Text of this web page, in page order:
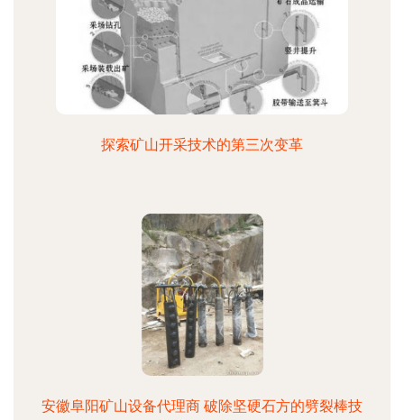
探索矿山开采技术的第三次变革
安徽阜阳矿山设备代理商 破除坚硬石方的劈裂棒技